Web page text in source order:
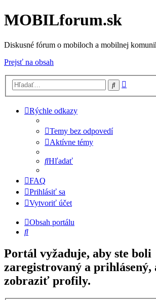
MOBILforum.sk
Diskusné fórum o mobiloch a mobilnej
Prejsť na obsah
Hľadať
Rýchle odkazy
Temy bez odpovedí
Aktívne témy
Hľadať
FAQ
Prihlásiť sa
Vytvoriť účet
Obsah portálu
Hľadať
Portál vyžaduje, aby ste boli
zaregistrovaný a prihlásený,
zobraziť profily.